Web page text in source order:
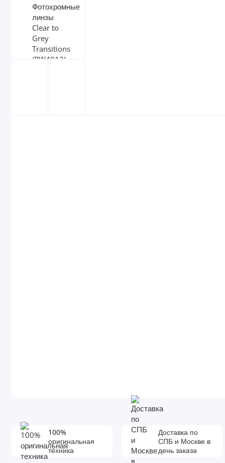
100%
оригинальная
техника
Доставка по
СПБ и Москве в
день заказа